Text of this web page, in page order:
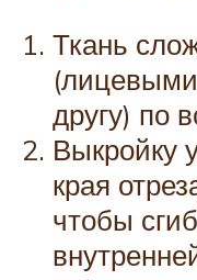
Ткань
другу) по
Выкройку
края
чтобы